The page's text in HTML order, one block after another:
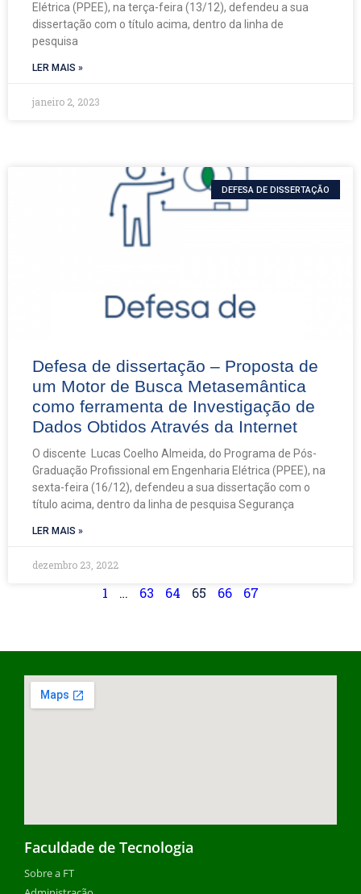
Elétrica (PPEE), na terça-feira (13/12), defendeu a sua
dissertação com o título acima, dentro da linha de
pesquisa
LER MAIS »
janeiro 2, 2023
DEFESA DE DISSERTAÇÃO
Defesa de dissertação – Proposta de
um Motor de Busca Metasemântica
como ferramenta de Investigação de
Dados Obtidos Através da Internet
O discente Lucas Coelho Almeida, do Programa de Pós-
Graduação Profissional em Engenharia Elétrica (PPEE), na
sexta-feira (16/12), defendeu a sua dissertação com o
título acima, dentro da linha de pesquisa Segurança
LER MAIS »
dezembro 23, 2022
1 … 63 64 65 66 67
Faculdade de Tecnologia
Sobre a FT